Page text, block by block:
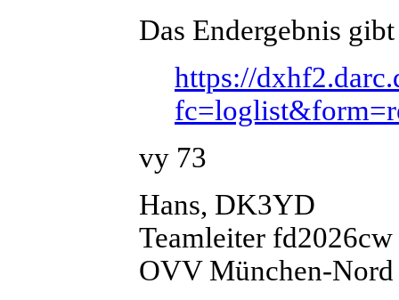
Das Endergebnis
https://
vy 73
Hans, DK3YD
Teamleiter fd2026cw
OVV München-Nord